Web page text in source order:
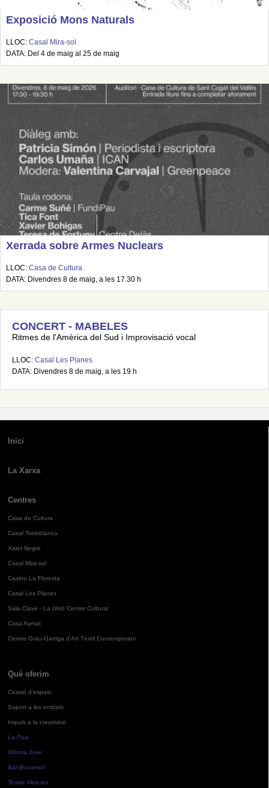
Exposició Mons Naturals
LLOC: Casal Mira-sol
DATA: Del 4 de maig al 25 de maig
Xerrada sobre Armes Nuclears
LLOC: Casa de Cultura
DATA: Divendres 8 de maig, a les 17.30 h
CONCERT - MABELES
Ritmes de l'Amèrica del Sud i Improvisació vocal
LLOC: Casal Les Planes
DATA: Divendres 8 de maig, a les 19 h
Inici
La Xarxa
Centres
Casa de Cultura
Casal Torreblanca
Xalet Negre
Casal Mira-sol
Casino La Floresta
Casal Les Planes
Sala Clavé - La Unió Centre Cultural
Casa Aymat
Centre Grau-Garriga d'Art Tèxtil Contemporani
Què oferim
Cessió d'espais
Suport a les entitats
Impuls a la creativitat
La Pua
Oficina Jove
Bar Bocamoll
Teatre Mira-sol